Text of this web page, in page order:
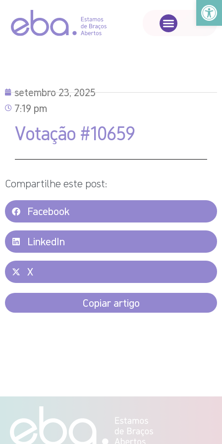
Abrir
setembro 23, 2025
7:19 pm
Votação #10659
Compartilhe este post:
Facebook
LinkedIn
X
Copiar artigo